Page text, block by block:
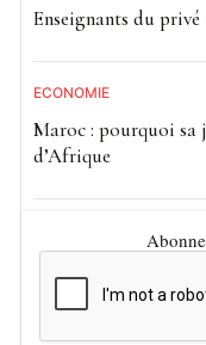
Enseignants du
ECONOMIE
Maroc : pourquoi sa
d’Afrique